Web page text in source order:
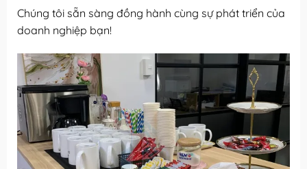
Chúng tôi sẵn sàng đồng hành cùng sự phát triển của
doanh nghiệp bạn!